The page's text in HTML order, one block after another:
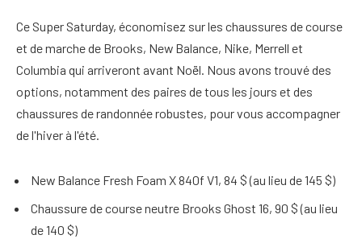
Ce Super Saturday, économisez sur les chaussures de course
et de marche de Brooks, New Balance, Nike, Merrell et
Columbia qui arriveront avant Noël. Nous avons trouvé des
options, notamment des paires de tous les jours et des
chaussures de randonnée robustes, pour vous accompagner
de l'hiver à l'été.
New Balance Fresh Foam X 840f V1, 84 $ (au lieu de 145 $)
Chaussure de course neutre Brooks Ghost 16, 90 $ (au lieu
de 140 $)